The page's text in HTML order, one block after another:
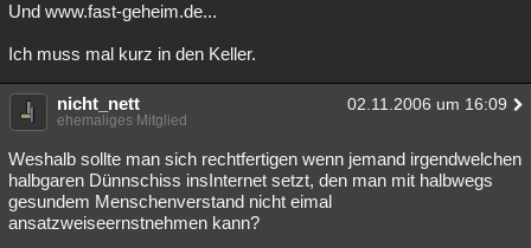
Und www.fast-geheim.de...
Ich muss mal kurz in den Keller.
nicht_nett 02.11.2006 um 16:09
ehemaliges Mitglied
Weshalb sollte man sich rechtfertigen wenn jemand irgendwelchen
halbgaren Dünnschiss insInternet setzt, den man mit halbwegs
gesundem Menschenverstand nicht eimal
ansatzweiseernstnehmen kann?